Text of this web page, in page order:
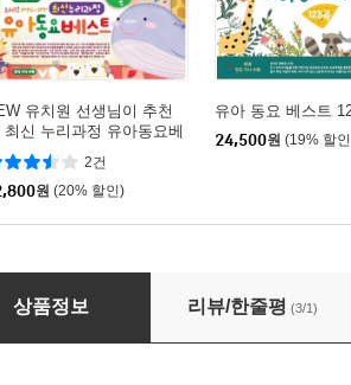
유치원 선생님이 추천
최신 누리과정 유아동요베
트 133곡
2건
원 (20% 할인)
유아 동요 베스트
24,500원 (19% 할
로 듣는 동요 [우리 악기로 연주한 국악
상품정보 리뷰/한줄평 (3/1)